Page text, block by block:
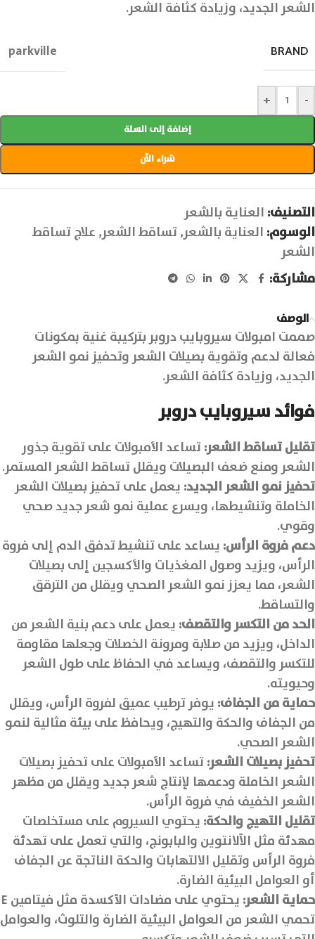
الشعر الجديد، وزيادة كثافة الشعر.
BRAND
parkville
-
+
إضافة إلى السلة
شراء الآن
التصنيف: العناية بالشعر
الوسوم: العناية بالشعر,تساقط الشعر, علاج تساقط
الشعر
مشاركة:
الوصف
صممت امبولات سيروبايب دروبر بتركيبة غنية بمكونات
فعالة لدعم وتقوية بصيلات الشعر وتحفيز نمو الشعر
الجديد، وزيادة كثافة الشعر.
فوائد سيروبايب دروبر
تقليل تساقط الشعر:تساعد الأمبولات على تقوية جذور
الشعر ومنع ضعف البصيلات ويقلل تساقط الشعر المستمر.
تحفيز نمو الشعر الجديد: يعمل على تحفيز بصيلات الشعر
الخاملة وتنشيطها، ويسرع عملية نمو شعر جديد صحي
وقوي.
دعم فروة الرأس: يساعد على تنشيط تدفق الدم إلى فروة
الرأس، ويزيد وصول المغذيات والأكسجين إلى بصيلات
الشعر، مما يعزز نمو الشعر الصحي ويقلل من الترقق
والتساقط.
الحد من التكسر والتقصف: يعمل على دعم بنية الشعر من
الداخل، ويزيد من صلابة ومرونة الخصلات وجعلها مقاومة
للتكسر والتقصف، ويساعد في الحفاظ على طول الشعر
وحيويته.
حماية من الجفاف: يوفر ترطيب عميق لفروة الرأس، ويقلل
من الجفاف والحكة والتهيج، ويحافظ على بيئة مثالية لنمو
الشعر الصحي.
تحفيز بصيلات الشعر:تساعد الأمبولات على تحفيز بصيلات
الشعر الخاملة ودعمها لإنتاج شعر جديد ويقلل من مظهر
الشعر الخفيف في فروة الرأس.
تقليل التهيج والحكة: يحتوي السيروم على مستخلصات
مهدئة مثل الآلانتوين والبابونج، والتي تعمل على تهدئة
فروة الرأس وتقليل الالتهابات والحكة الناتجة عن الجفاف
أو العوامل البيئية الضارة.
حماية الشعر:
يحتوي على مضادات الأكسدة مثل فيتامين E
تحمي الشعر من العوامل البيئية الضارة والتلوث، والعوامل